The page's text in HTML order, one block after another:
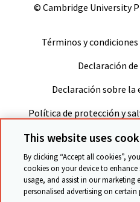
© Cambridge University
Términos y condiciones
Declaración
Declaración sobre la
Política de protección y
Volver
This website uses
By clicking “Accept all cookies”,
cookies on your device to
usage, and assist in our marketing
personalised advertising on certain